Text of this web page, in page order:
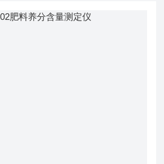
控、农资质检门进行农资打假，规范